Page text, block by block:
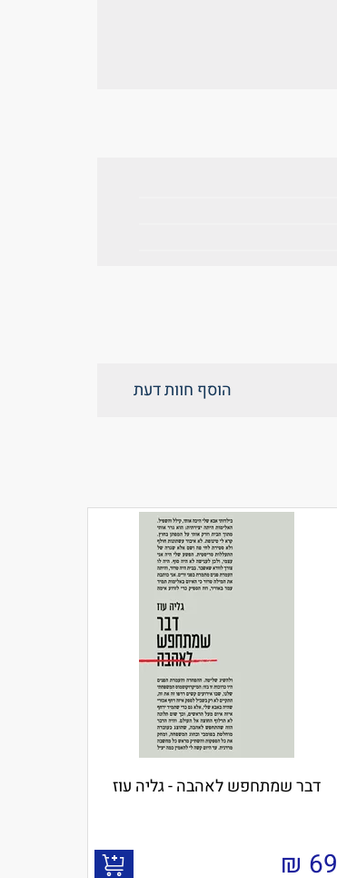
הוסף חוות דעת
דבר שמתחפש לאהבה - גליה עוז
69
₪